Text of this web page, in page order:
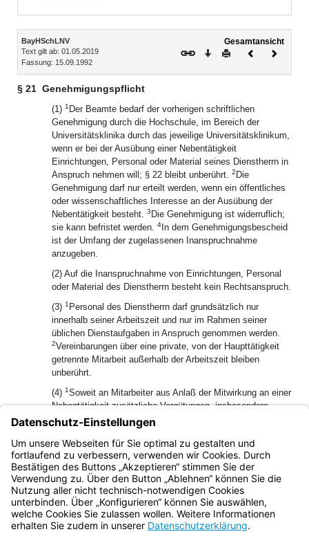
Inhalt
BayHSchLNV
Text gilt ab: 01.05.2019
Fassung: 15.09.1992
Gesamtansicht
Download
DruckenVorheriges
§ 21 Genehmigungspflicht
(1) 1 Der Beamte bedarf der vorherigen schriftlichen
Genehmigung durch die Hochschule, im Bereich der
Universitätsklinika durch das jeweilige Universitätsklinikum,
wenn er bei der Ausübung einer Nebentätigkeit
Einrichtungen, Personal oder Material seines Dienstherrn in
Anspruch nehmen will; § 22 bleibt unberührt. 2 Die
Genehmigung darf nur erteilt werden, wenn ein öffentliches
oder wissenschaftliches Interesse an der Ausübung der
Nebentätigkeit besteht. 3 Die Genehmigung ist widerruflich;
sie kann befristet werden. 4 In dem Genehmigungsbescheid
ist der Umfang der zugelassenen Inanspruchnahme
anzugeben.
(2) Auf die Inanspruchnahme von Einrichtungen, Personal
oder Material des Dienstherrn besteht kein Rechtsanspruch.
(3) 1 Personal des Dienstherrn darf grundsätzlich nur
innerhalb seiner Arbeitszeit und nur im Rahmen seiner
üblichen Dienstaufgaben in Anspruch genommen werden.
2Vereinbarungen über eine private, von der Haupttätigkeit
getrennte Mitarbeit außerhalb der Arbeitszeit bleiben
unberührt.
(4) 1Soweit an Mitarbeiter aus Anlaß der Mitwirkung an einer
Nebentätigkeit zusätzliche Vergütungen, insbesondere
Mitarbeiterbeteiligungen gemäß Art. 6 Abs. 2 BayHSchPG,
gezahlt werden, kann die Hochschule von dem Beamten
darüber Auskunft verlangen.2Dem Staatsministerium ist auf
Anforderung zu berichten.
Bayern.de
BayernPortal